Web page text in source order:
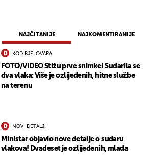
NAJČITANIJE NAJKOMENTIRANIJE
KOD BJELOVARA
FOTO/VIDEO Stižu prve snimke! Sudarila se
dva vlaka: Više je ozlijeđenih, hitne službe
na terenu
NOVI DETALJI
Ministar objavio nove detalje o sudaru
vlakova! Dvadeset je ozlijeđenih, mlađa